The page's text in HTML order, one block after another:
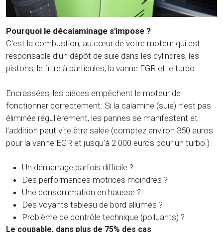
Pourquoi le décalaminage s'impose ?
C'est la combustion, au cœur de votre moteur qui est
responsable d’un dépôt de suie dans les cylindres, les
pistons, le filtre à particules, la vanne EGR et le turbo.
Encrassées, les pièces empêchent le moteur de
fonctionner correctement. Si la calamine (suie) n’est pas
éliminée régulièrement, les pannes se manifestent et
l’addition peut vite être salée (comptez environ 350 euros
pour la vanne EGR et jusqu’à 2 000 euros pour un turbo.)
Un démarrage parfois difficile ?
Des performances motrices moindres ?
Une consommation en hausse ?
Des voyants tableau de bord allumés ?
Problème de contrôle technique (polluants) ?
Le coupable, dans plus de 75% des cas